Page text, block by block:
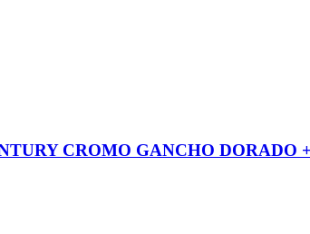
CROMO GANCHO DORADO